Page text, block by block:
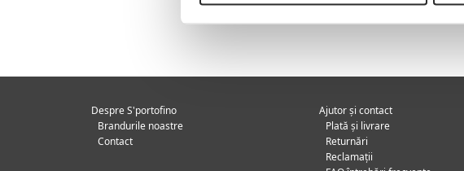
Despre S'portofino
Brandurile noastre
Contact
Ajutor și contact
Plată și livrare
Returnări
Reclamații